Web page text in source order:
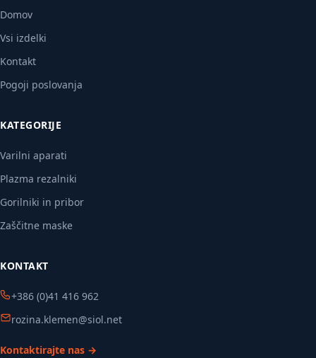
Domov
Vsi izdelki
Kontakt
Pogoji poslovanja
KATEGORIJE
Varilni aparati
Plazma rezalniki
Gorilniki in pribor
Zaščitne maske
KONTAKT
+386 (0)41 416 962
rozina.klemen@siol.net
Kontaktirajte nas →